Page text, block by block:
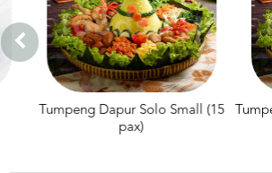
Tumpeng Dapur Solo Small (15
Tumpeng